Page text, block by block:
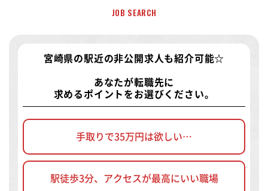
JOB SEARCH
宮崎県の駅近の非公開求人 も紹介可能☆
あなたが転職先に
求めるポイントをお選びください。
手取りで35万円は欲しい…
駅徒歩3分、アクセスが最高にいい職場